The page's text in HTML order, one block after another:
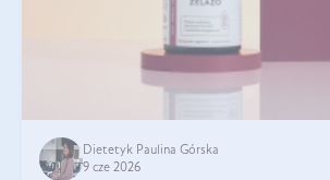
Dietetyk Paulina Górska
9 cze 2026